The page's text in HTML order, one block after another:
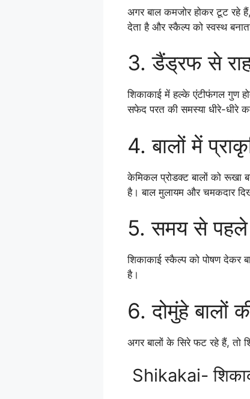
अगर बाल कमजोर होकर टूट रहे
देता है और स्कैल्प को स्वस्थ
3. डैंड्रफ से
शिकाकाई में हल्के एंटीफंगल गुण
सफेद परत की समस्या धीरे-धीरे
4. बालों में
केमिकल प्रोडक्ट बालों को रूखा
है। बाल मुलायम और चमकदार
5. समय से
शिकाकाई स्कैल्प को पोषण देकर
है।
6. दोमुंहे बालों
अगर बालों के सिरे फट रहे हैं, तो
Shikakai-